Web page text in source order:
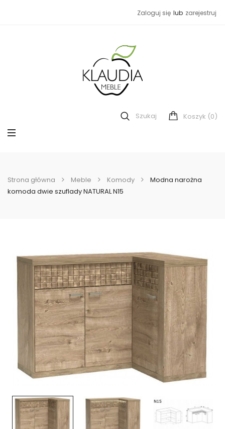
Zaloguj się lub zarejestruj
Szukaj Koszyk (0)
Strona główna Meble Komody
Modna narożna
komoda dwie szuflady NATURAL N15